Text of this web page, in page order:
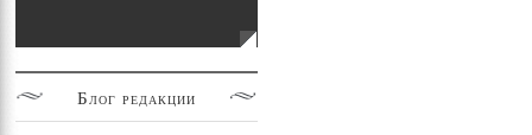
Блог редакции